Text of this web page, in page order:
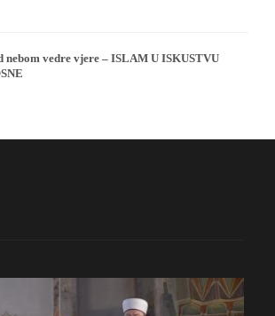
nebom vedre vjere – ISLAM U ISKUSTVU